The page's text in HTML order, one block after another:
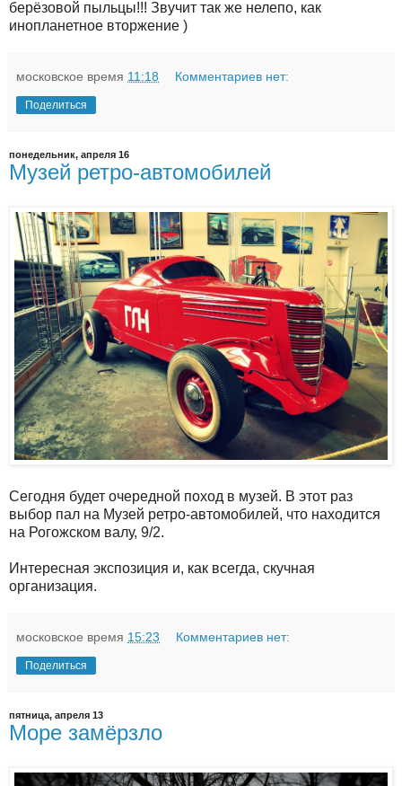
берёзовой пыльцы!!! Звучит так же нелепо, как
инопланетное вторжение )
московское время 11:18 Комментариев нет:
Поделиться
понедельник, апреля 16
Музей ретро-автомобилей
Сегодня будет очередной поход в музей. В этот раз
выбор пал на Музей ретро-автомобилей, что находится
на Рогожском валу, 9/2.
Интересная экспозиция и, как всегда, скучная
организация.
московское время 15:23 Комментариев нет:
Поделиться
пятница, апреля 13
Море замёрзло